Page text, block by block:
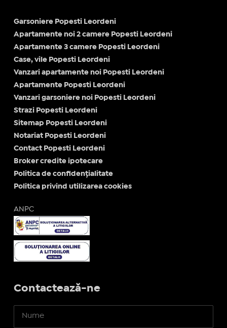
Garsoniere Popesti Leordeni
Apartamente noi 2 camere Popesti Leordeni
Apartamente 3 camere Popesti Leordeni
Case, vile Popesti Leordeni
Vanzari apartamente noi Popesti Leordeni
Apartamente Popesti Leordeni
Vanzari garsoniere noi Popesti Leordeni
Strazi Popesti Leordeni
Sitemap Popesti Leordeni
Notariat Popesti Leordeni
Contact Popesti Leordeni
Broker credite ipotecare
Politica de confidențialitate
Politica privind utilizarea cookies
ANPC
Contactează-ne